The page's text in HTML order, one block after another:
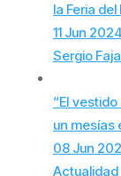
la Feria
11 Jun 2024
Sergio
“El
un mesías
08 Jun
Actualidad